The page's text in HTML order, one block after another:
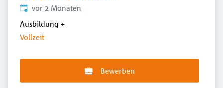
Veröffentlicht:
vor 2 Monaten
Ausbildung +
Vollzeit
Bewerben